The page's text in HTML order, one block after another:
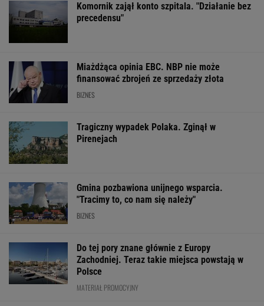
Komornik zajął konto szpitala. "Działanie bez
precedensu"
Miażdżąca opinia EBC. NBP nie może
finansować zbrojeń ze sprzedaży złota
BIZNES
Tragiczny wypadek Polaka. Zginął w
Pirenejach
Gmina pozbawiona unijnego wsparcia.
"Tracimy to, co nam się należy"
BIZNES
Do tej pory znane głównie z Europy
Zachodniej. Teraz takie miejsca powstają w
Polsce
MATERIAŁ PROMOCYJNY